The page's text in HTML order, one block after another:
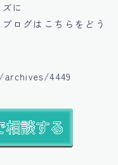
に
ログはこちらをどう
4449